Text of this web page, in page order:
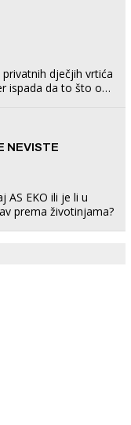
privatnih dječjih vrtića
ispada da to što oni
NEVISTE
AS EKO ili je li u
prema životinjama?